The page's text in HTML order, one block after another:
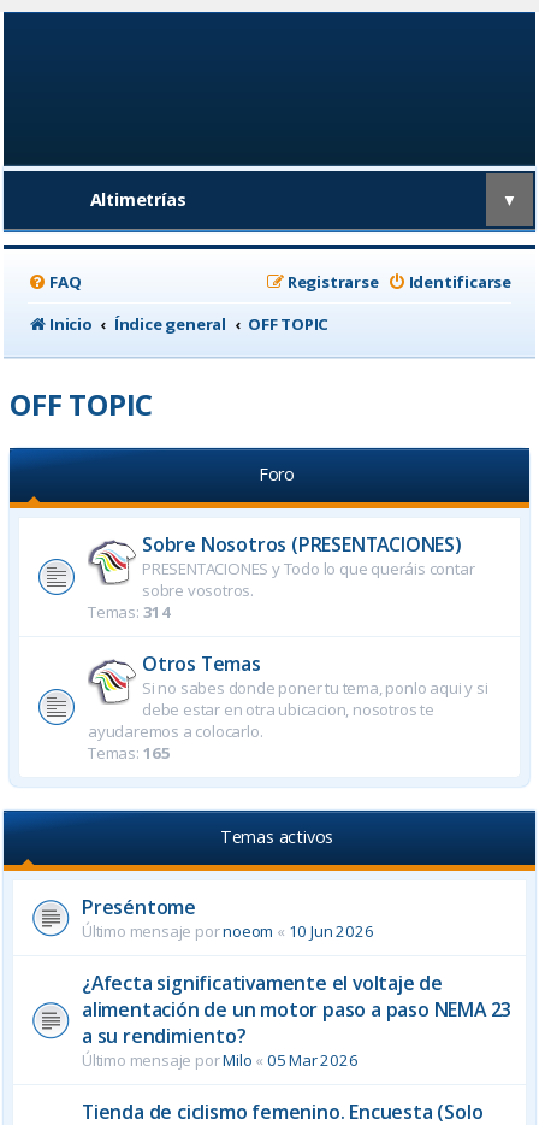
Altimetrías ▼
FAQ Identificarse
Registrarse
Inicio
Índice general OFF TOPIC
OFF TOPIC
Foro
Sobre Nosotros (PRESENTACIONES)
PRESENTACIONES y Todo lo que queráis contar
sobre vosotros.
Temas: 314
Otros Temas
Si no sabes donde poner tu tema, ponlo aqui y si
debe estar en otra ubicacion, nosotros te
ayudaremos a colocarlo.
Temas: 165
Temas activos
Preséntome
Último mensaje pornoeom « 10 Jun 2026
¿Afecta significativamente el voltaje de
alimentación de un motor paso a paso NEMA 23
a su rendimiento?
Último mensaje porMilo « 05 Mar 2026
Tienda de ciclismo femenino. Encuesta (Solo